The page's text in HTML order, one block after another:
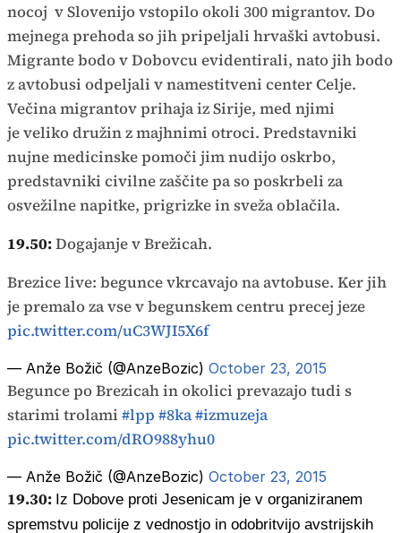
nocoj v Slovenijo vstopilo okoli 300 migrantov. Do
mejnega prehoda so jih pripeljali hrvaški avtobusi.
Migrante bodo v Dobovcu evidentirali, nato jih bodo
z avtobusi odpeljali v namestitveni center Celje.
Večina migrantov prihaja iz Sirije, med njimi
je veliko družin z majhnimi otroci. Predstavniki
nujne medicinske pomoči jim nudijo oskrbo,
predstavniki civilne zaščite pa so poskrbeli za
osvežilne napitke, prigrizke in sveža oblačila.
19.50:Dogajanje v Brežicah.
Brezice live: begunce vkrcavajo na avtobuse. Ker jih
je premalo za vse v begunskem centru precej jeze
pic.twitter.com/uC3WJI5X6f
— Anže Božič (@AnzeBozic) October 23, 2015
Begunce po Brezicah in okolici prevazajo tudi s
starimi trolami #lpp #8ka#izmuzeja
pic.twitter.com/dRO988yhu0
— Anže Božič (@AnzeBozic) October 23, 2015
19.30: Iz Dobove proti Jesenicam je v organiziranem
spremstvu policije z vednostjo in odobritvijo avstrijskih